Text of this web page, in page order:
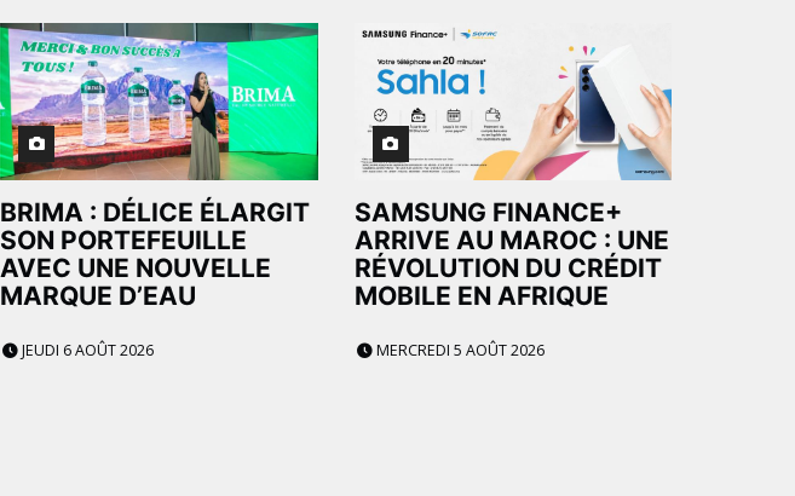
BRIMA : DÉLICE ÉLARGIT
SON PORTEFEUILLE
AVEC UNE NOUVELLE
MARQUE D’EAU
JEUDI 6 AOÛT 2026
SAMSUNG FINANCE+
ARRIVE AU MAROC : UNE
RÉVOLUTION DU CRÉDIT
MOBILE EN AFRIQUE
MERCREDI 5 AOÛT 2026